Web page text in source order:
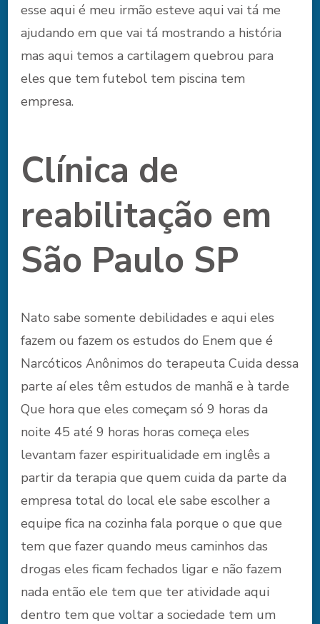
esse aqui é meu irmão esteve aqui vai tá me
ajudando em que vai tá mostrando a história
mas aqui temos a cartilagem quebrou para
eles que tem futebol tem piscina tem
empresa.
Clínica de
reabilitação em
São Paulo SP
Nato sabe somente debilidades e aqui eles
fazem ou fazem os estudos do Enem que é
Narcóticos Anônimos do terapeuta Cuida dessa
parte aí eles têm estudos de manhã e à tarde
Que hora que eles começam só 9 horas da
noite 45 até 9 horas horas começa eles
levantam fazer espiritualidade em inglês a
partir da terapia que quem cuida da parte da
empresa total do local ele sabe escolher a
equipe fica na cozinha fala porque o que que
tem que fazer quando meus caminhos das
drogas eles ficam fechados ligar e não fazem
nada então ele tem que ter atividade aqui
dentro tem que voltar a sociedade tem um